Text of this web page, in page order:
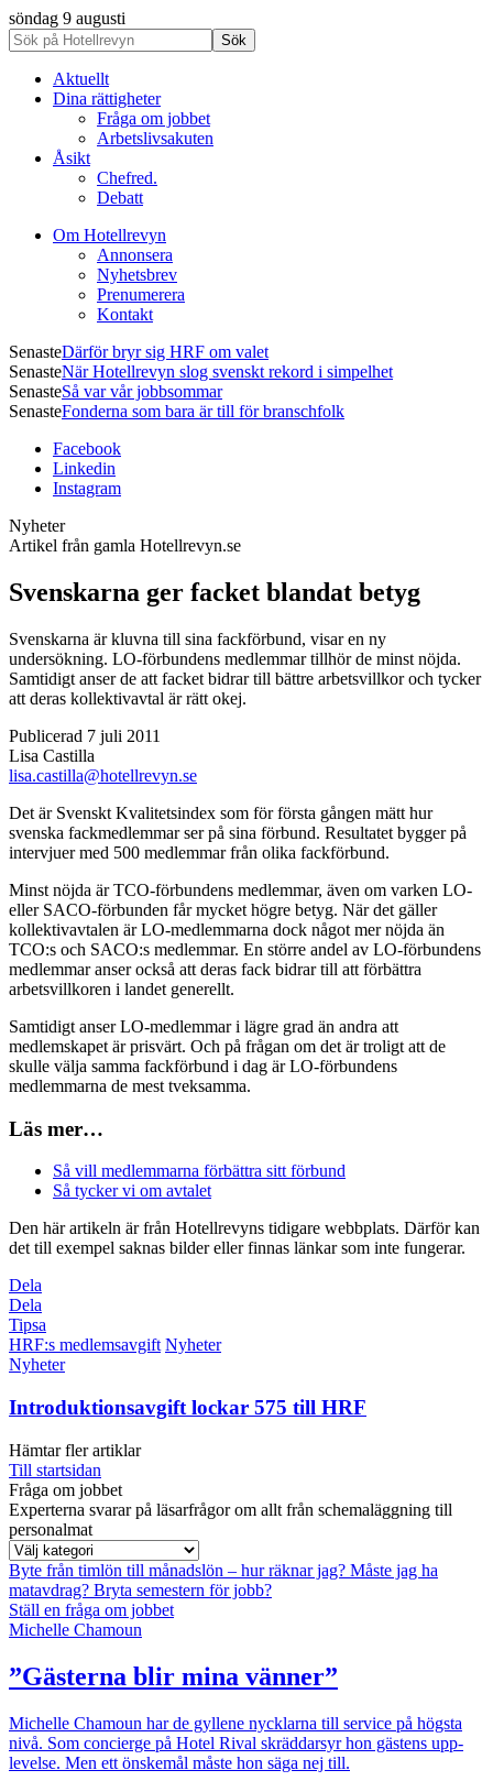
söndag 9 augusti
Aktuellt
Dina rättigheter
Fråga om jobbet
Arbetslivsakuten
Åsikt
Chefred.
Debatt
Om Hotellrevyn
Annonsera
Nyhetsbrev
Prenumerera
Kontakt
SenasteDärför bryr sig HRF om valet
SenasteNär Hotellrevyn slog svenskt rekord i simpelhet
SenasteSå var vår jobbsommar
SenasteFonderna som bara är till för branschfolk
Facebook
Linkedin
Instagram
Nyheter
Artikel från gamla Hotellrevyn.se
Svenskarna ger facket blandat betyg
Svenskarna är kluvna till sina fackförbund, visar en ny
undersökning. LO-förbundens medlemmar tillhör de minst nöjda.
Samtidigt anser de att facket bidrar till bättre arbetsvillkor och tycker
att deras kollektivavtal är rätt okej.
Publicerad 7 juli 2011
Lisa Castilla
lisa.castilla@hotellrevyn.se
Det är Svenskt Kvalitetsindex som för första gången mätt hur
svenska fackmedlemmar ser på sina förbund. Resultatet bygger på
intervjuer med 500 medlemmar från olika fackförbund.
Minst nöjda är TCO-förbundens medlemmar, även om varken LO-
eller SACO-förbunden får mycket högre betyg. När det gäller
kollektivavtalen är LO-medlemmarna dock något mer nöjda än
TCO:s och SACO:s medlemmar. En större andel av LO-förbundens
medlemmar anser också att deras fack bidrar till att förbättra
arbetsvillkoren i landet generellt.
Samtidigt anser LO-medlemmar i lägre grad än andra att
medlemskapet är prisvärt. Och på frågan om det är troligt att de
skulle välja samma fackförbund i dag är LO-förbundens
medlemmarna de mest tveksamma.
Läs mer…
Så vill medlemmarna förbättra sitt förbund
Så tycker vi om avtalet
Den här artikeln är från Hotellrevyns tidigare webbplats. Därför kan
det till exempel saknas bilder eller finnas länkar som inte fungerar.
Dela
Dela
Tipsa
HRF:s medlemsavgift Nyheter
Nyheter
Introduktionsavgift lockar 575 till HRF
Hämtar fler artiklar
Till startsidan
Fråga om jobbet
Experterna svarar på läsarfrågor om allt från schemaläggning till
personalmat
Byte från timlön till månadslön – hur räknar jag? Måste jag ha
matavdrag? Bryta semestern för jobb?
Ställ en fråga om jobbet
Michelle Chamoun
”Gästerna blir mina vänner”
Michelle Chamoun har de gyllene nycklarna till service på högsta
nivå. Som concierge på Hotel Rival skräddarsyr hon gästens upp­
levelse. Men ett önskemål måste hon säga nej till.